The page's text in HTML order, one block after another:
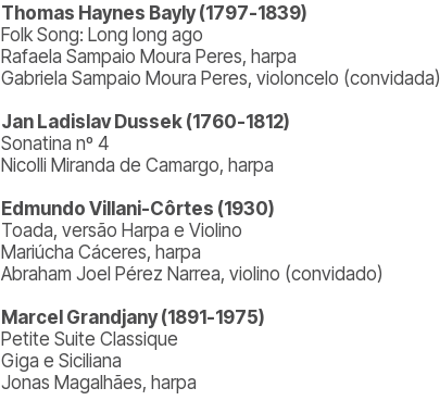
Thomas Haynes Bayly (1797-1839)
Folk Song: Long long ago
Rafaela Sampaio Moura Peres, harpa
Gabriela Sampaio Moura Peres, violoncelo (convidada)
Jan Ladislav Dussek (1760-1812)
Sonatina nº 4
Nicolli Miranda de Camargo, harpa
Edmundo Villani-Côrtes (1930)
Toada, versão Harpa e Violino
Mariúcha Cáceres, harpa
Abraham Joel Pérez Narrea, violino (convidado)
Marcel Grandjany (1891-1975)
Petite Suite Classique
Giga e Siciliana
Jonas Magalhães, harpa